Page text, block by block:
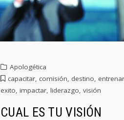
Apologética
capacitar, comisión, destino, entrenar
exito, impactar, liderazgo, visión
CUAL ES TU VISIÓN